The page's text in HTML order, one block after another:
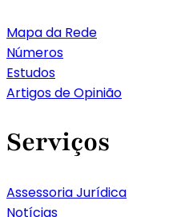
Mapa da Rede
Números
Estudos
Artigos de Opinião
Serviços
Assessoria Jurídica
Notícias